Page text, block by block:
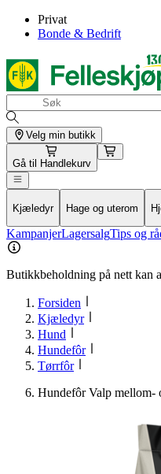
Privat
Bonde & Bedrift
Velg min butikk
Gå til Handlekurv
Kjæledyr Hage og uterom
KampanjerLagersalgTips og
Butikkbeholdning på nett kan
Forsiden
Kjæledyr
Hund
Hundefôr
Tørrfôr
Hundefôr Valp mellom-